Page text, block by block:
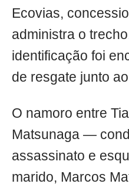
Ecovias,
administra o
identificação foi
de resgate junto
O namoro entre
Matsunaga —
assassinato e
marido, Marcos